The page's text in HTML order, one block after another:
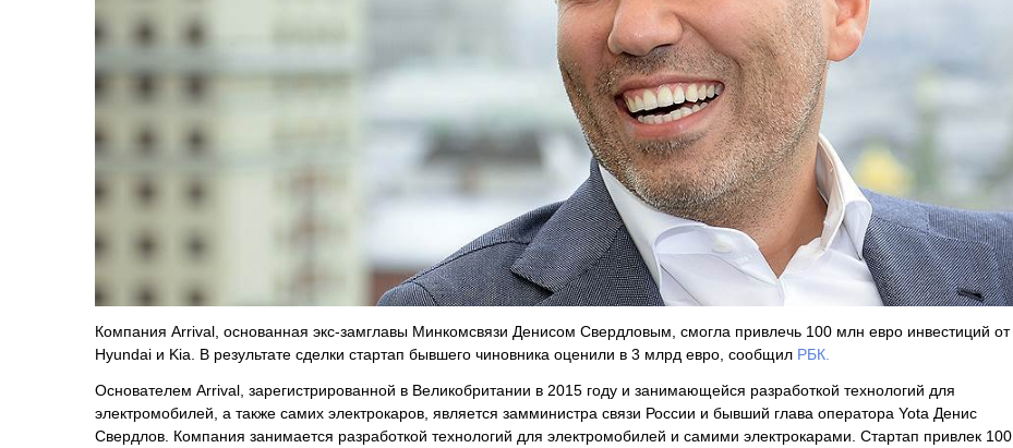
Компания Arrival, основанная экс-замглавы Минкомсвязи Денисом Свердловым, смогла привлечь 100 млн евро инвестиций от
Hyundai и Kia. В результате сделки стартап бывшего чиновника оценили в 3 млрд евро, сообщил РБК.
Основателем Arrival, зарегистрированной в Великобритании в 2015 году и занимающейся разработкой технологий для
электромобилей, а также самих электрокаров, является замминистра связи России и бывший глава оператора Yota Денис
Свердлов. Компания занимается разработкой технологий для электромобилей и самими электрокарами. Стартап привлек 100